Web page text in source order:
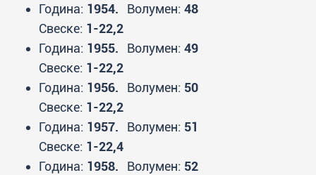
Година: 1954. Волумен: 48
Свеске: 1-22,2
Година: 1955. Волумен: 49
Свеске: 1-22,2
Година: 1956. Волумен: 50
Свеске: 1-22,2
Година: 1957. Волумен: 51
Свеске: 1-22,4
Година: 1958. Волумен: 52